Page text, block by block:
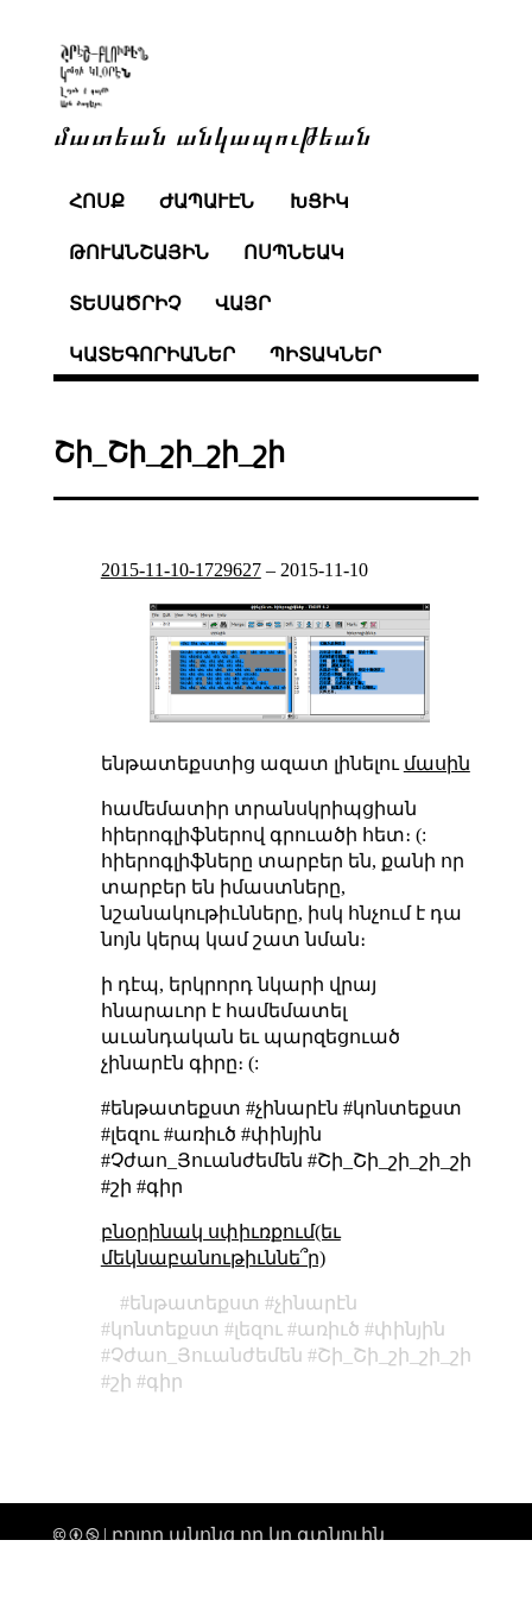
մատեան անկապութեան
ՀՈՍՔ ԺԱՊԱՒԷՆ ԽՑԻԿ
ԹՈՒԱՆՇԱՅԻՆ ՈՍՊՆԵԱԿ
ՏԵՍԱԾՐԻՉ ՎԱՅՐ
ԿԱՏԵԳՈՐԻԱՆԵՐ ՊԻՏԱԿՆԵՐ
Շի_Շի_շի_շի_շի
2015-11-10-1729627– 2015-11-10
ենթատեքստից ազատ լինելու մասին
համեմատիր տրանսկրիպցիան
հիերոգլիֆներով գրուածի հետ։ (:
հիերոգլիֆները տարբեր են, քանի որ
տարբեր են իմաստները,
նշանակութիւնները, իսկ հնչում է դա
նոյն կերպ կամ շատ նման։
ի դէպ, երկրորդ նկարի վրայ
հնարաւոր է համեմատել
աւանդական եւ պարզեցուած
չինարէն գիրը։ (:
#ենթատեքստ #չինարէն #կոնտեքստ
#լեզու #առիւծ #փինյին
#Չժաո_Յուանժեմեն #Շի_Շի_շի_շի_շի
#շի #գիր
բնօրինակ սփիւռքում(եւ
մեկնաբանութիւննե՞ր)
ենթատեքստ
չինարէն
կոնտեքստ
լեզու առիւծ
փինյին
Չժաո_Յուանժեմեն
Շի_Շի_շի_շի_շի
շի
գիր
🅭 🅯 🄏 | բոլոր անոնց որ կը գտնուին